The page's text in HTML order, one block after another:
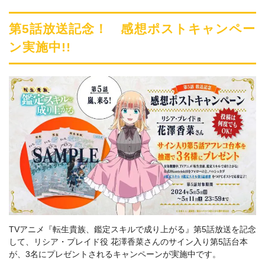
第5話放送記念！ 感想ポストキャンペー
ン実施中!!
TVアニメ『転生貴族、鑑定スキルで成り上がる』第5話放送を記念
して、リシア・プレイド役 花澤香菜さんのサイン入り第5話台本
が、3名にプレゼントされるキャンペーンが実施中です。